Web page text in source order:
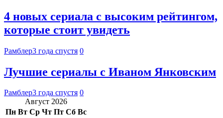
4 новых сериала с высоким рейтингом,
которые стоит увидеть
Рамблер3 года спустя 0
Лучшие сериалы с Иваном Янковским
Рамблер3 года спустя 0
Август 2026
Пн Вт Ср Чт Пт Сб Вс